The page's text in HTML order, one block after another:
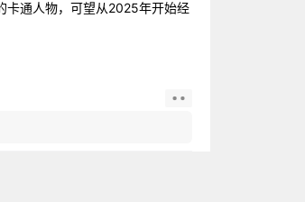
卡通人物，可望从2025年开始经